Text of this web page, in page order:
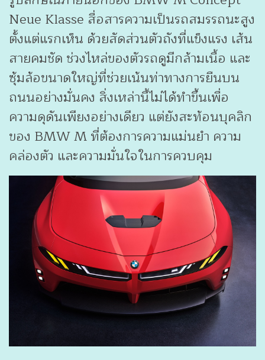
Neue Klasse สื่อสารความเป็นรถสมรรถนะสูง
ตั้งแต่แรกเห็น ด้วยสัดส่วนตัวถังที่แข็งแรง เส้น
สายคมชัด ช่วงไหล่ของตัวรถดูมีกล้ามเนื้อ และ
ซุ้มล้อขนาดใหญ่ที่ช่วยเน้นท่าทางการยืนบน
ถนนอย่างมั่นคง สิ่งเหล่านี้ไม่ได้ทำขึ้นเพื่อ
ความดุดันเพียงอย่างเดียว แต่ยังสะท้อนบุคลิก
ของ BMW M ที่ต้องการความแม่นยำ ความ
คล่องตัว และความมั่นใจในการควบคุม